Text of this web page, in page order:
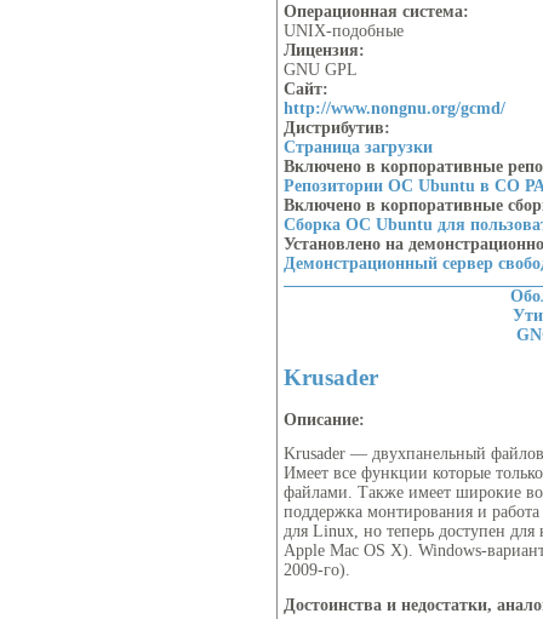
Операционная система:
UNIX-подобные
Лицензия:
GNU GPL
Сайт:
http://www.nongnu.org/gcmd/
Дистрибутив:
Страница загрузки
Включено в корпоративные
Репозитории ОС Ubuntu в СО
Включено в корпоративные
Сборка ОС Ubuntu для
Установлено на
Демонстрационный сервер
Krusader
Описание:
Krusader — двухпанельный
Имеет все функции которые
файлами. Также имеет широкие
поддержка монтирования и работа
для Linux, но теперь доступен
Apple Mac OS X). Windows-
2009-го).
Достоинства и недостатки,